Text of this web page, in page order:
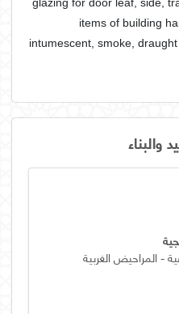
items of building
intumescent, smoke,
والبناء
- المراحيض الغربية